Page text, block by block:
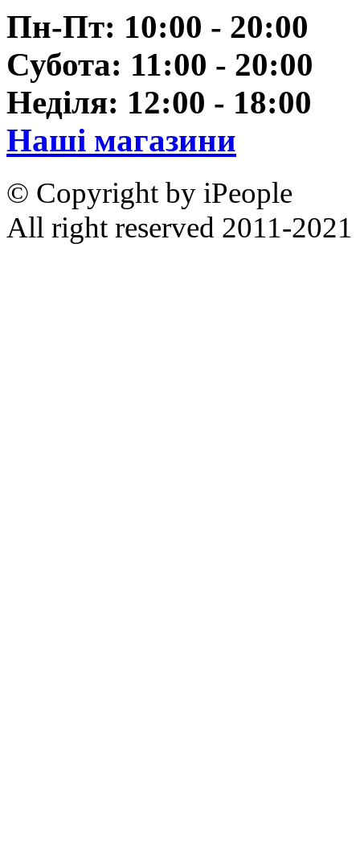
Пн-Пт: 10:00 - 20:00
Субота: 11:00 - 20:00
Неділя: 12:00 - 18:00
Наші магазини
© Copyright by iPeople
All right reserved 2011-2021